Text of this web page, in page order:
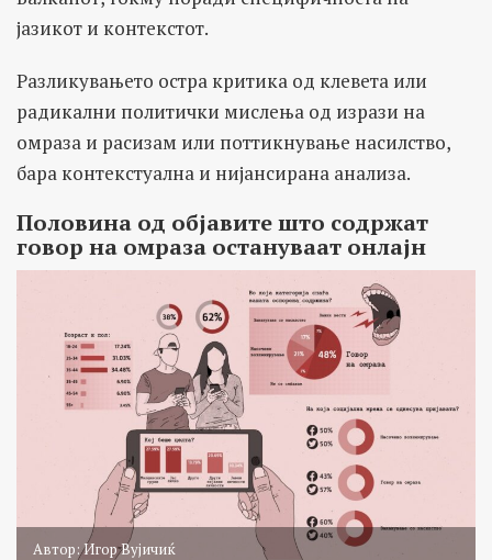
јазикот и контекстот.
Разликувањето остра критика од клевета или
радикални политички мислења од изрази на
омраза и расизам или поттикнување насилство,
бара контекстуална и нијансирана анализа.
Половина од објавите што содржат
говор на омраза остануваат онлајн
Автор: Игор Вујичиќ